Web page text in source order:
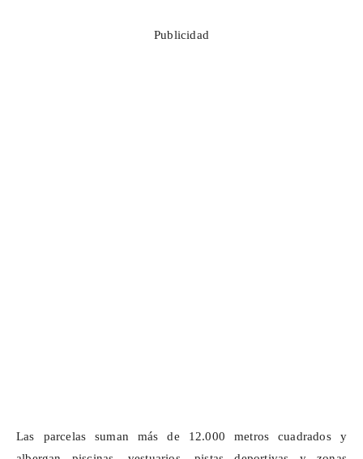
Publicidad
Las parcelas suman más de 12.000 metros cuadrados y